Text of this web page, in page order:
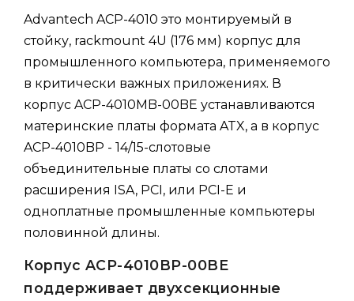
Advantech ACP-4010 это монтируемый в
стойку, rackmount 4U (176 мм) корпус для
промышленного компьютера, применяемого
в критически важных приложениях. В
корпус ACP-4010MB-00BE устанавливаются
материнские платы формата ATX, а в корпус
ACP-4010BP - 14/15-слотовые
объединительные платы со слотами
расширения ISA, PCI, или PCI-E и
одноплатные промышленные компьютеры
половинной длины.
Корпус ACP-4010BP-00BE
поддерживает двухсекционные